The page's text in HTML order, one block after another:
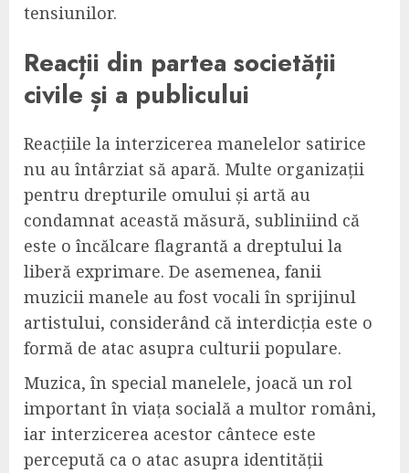
tensiunilor.
Reacții din partea societății
civile și a publicului
Reacțiile la interzicerea manelelor satirice
nu au întârziat să apară. Multe organizații
pentru drepturile omului și artă au
condamnat această măsură, subliniind că
este o încălcare flagrantă a dreptului la
liberă exprimare. De asemenea, fanii
muzicii manele au fost vocali în sprijinul
artistului, considerând că interdicția este o
formă de atac asupra culturii populare.
Muzica, în special manelele, joacă un rol
important în viața socială a multor români,
iar interzicerea acestor cântece este
percepută ca o atac asupra identității